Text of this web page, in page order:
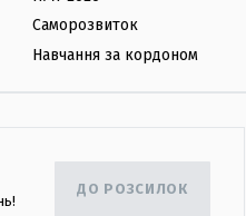
Саморозвиток
Навчання за кордоном
ДО РОЗСИЛОК